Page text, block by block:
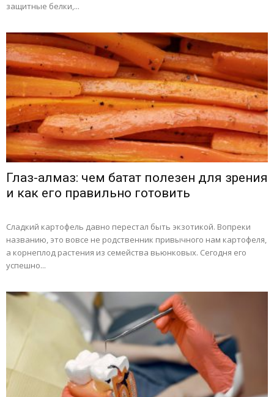
защитные белки,...
Глаз-алмаз: чем батат полезен для зрения
и как его правильно готовить
Сладкий картофель давно перестал быть экзотикой. Вопреки
названию, это вовсе не родственник привычного нам картофеля,
а корнеплод растения из семейства вьюнковых. Сегодня его
успешно...